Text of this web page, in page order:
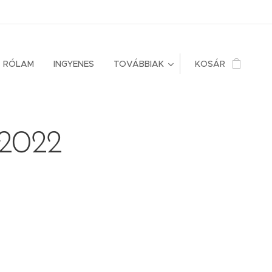
RÓLAM INGYENES TOVÁBBIAK KOSÁR